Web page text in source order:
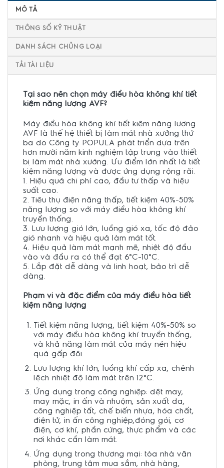
MÔ TẢ
THÔNG SỐ KỸ THUẬT
DANH SÁCH CHỦNG LOẠI
TẢI TÀI LIỆU
Tại sao nên chọn máy điều hòa không khí tiết
kiệm năng lượng AVF?
Máy điều hòa không khí tiết kiệm năng lượng
AVF là thế hệ thiết bị làm mát nhà xưởng thứ
ba do Công ty POPULA phát triển dựa trên
hơn mười năm kinh nghiệm tập trung vào thiết
bị làm mát nhà xưởng. Ưu điểm lớn nhất là tiết
kiệm năng lượng và được ứng dụng rộng rãi.
1. Hiệu quả chi phí cao, đầu tư thấp và hiệu
suất cao.
2. Tiêu thụ điện năng thấp, tiết kiệm 40%-50%
năng lượng so với máy điều hòa không khí
truyền thống.
3. Lưu lượng gió lớn, luồng gió xa, tốc độ đảo
gió nhanh và hiệu quả làm mát tốt.
4. Hiệu quả làm mát mạnh mẽ, nhiệt độ đầu
vào và đầu ra có thể đạt 6°C-10°C.
5. Lắp đặt dễ dàng và linh hoạt, bảo trì dễ
dàng.
Phạm vi và đặc điểm của máy điều hòa tiết
kiệm năng lượng
Tiết kiệm năng lượng, tiết kiệm 40%-50% so
với máy điều hòa không khí truyền thống,
và khả năng làm mát của máy nén hiệu
quả gấp đôi.
Lưu lượng khí lớn, luồng khí cấp xa, chênh
lệch nhiệt độ làm mát trên 12°C.
Ứng dụng trong công nghiệp: dệt may,
may mặc, in ấn và nhuộm, sản xuất da,
công nghiệp tất, chế biến nhựa, hóa chất,
điện tử, in ấn công nghiệp,đóng gói, cơ
điện, cơ khí, phần cứng, thực phẩm và các
nơi khác cần làm mát.
Ứng dụng trong thương mại: tòa nhà văn
phòng, trung tâm mua sắm, nhà hàng,